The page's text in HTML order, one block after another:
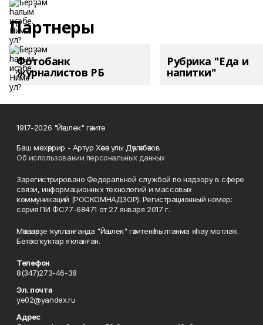
Партнеры
Фотобанк
журналистов РБ
Рубрика "Еда и
напитки"
1917-2026 "Йәшлек" гәзите
Баш мөхәррир - Артур Хәсән улы Дәүләтбәков
Об использовании персональных данных
Зарегистрировано Федеральной службой по надзору в сфере
связи, информационных технологий и массовых
коммуникаций (РОСКОМНАДЗОР). Регистрационный номер:
серия ПИ ФС77-68471 от 27 января 2017 г.
Мәҡәләләрҙе ҡулланғанда "Йәшлек" гәзитенә һылтанма яһау мотлаҡ.
Бөтә хоҡуҡтар яҡланған.
Телефон
8(347)273-46-38
Эл. почта
ye02@yandex.ru
Адрес